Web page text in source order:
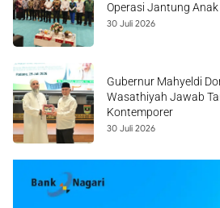
Operasi Jantung
30 Juli 2026
Gubernur Mahyeldi
Wasathiyah Jawab
Kontemporer
30 Juli 2026